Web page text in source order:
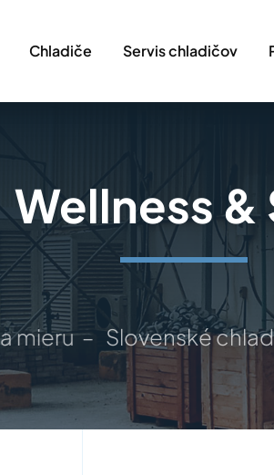
Chladiče Servis chladičov
Wellness &
– Slovenské